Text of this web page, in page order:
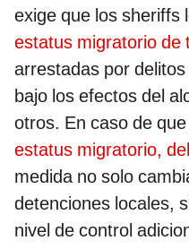
exige que los sheriffs
estatus migratorio de
arrestadas por
bajo los efectos del
otros. En caso de
estatus migratorio,
medida no solo
detenciones locales,
nivel de control